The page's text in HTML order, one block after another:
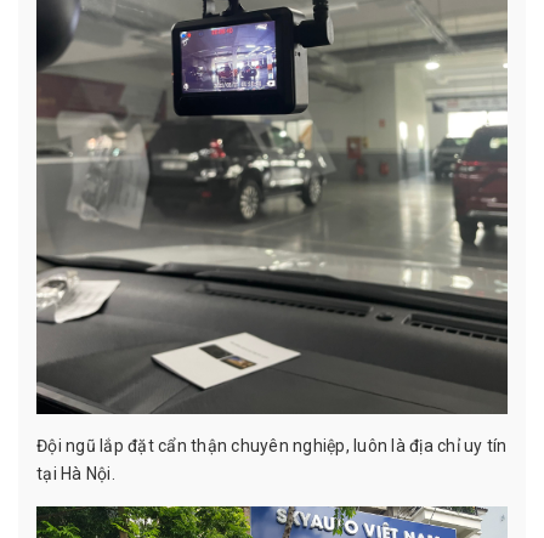
Đội ngũ lắp đặt cẩn thận chuyên nghiệp, luôn là địa chỉ uy tín
tại Hà Nội.